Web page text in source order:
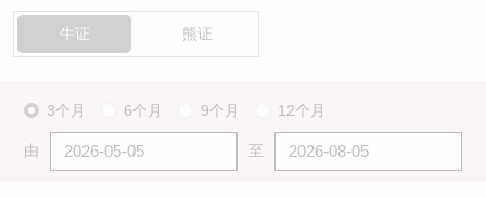
牛证 熊证
3个月 6个月 9个月 12个月
由 至